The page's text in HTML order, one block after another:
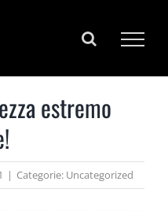
estremo
| Categorie: Uncategorized